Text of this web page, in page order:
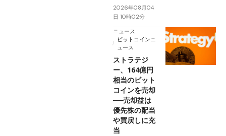
2026年08月04
日 10時02分
ニュース
ビットコインニ
ュース
ストラテジ
ー、164億円
相当のビット
コインを売却
──売却益は
優先株の配当
や買戻しに充
当